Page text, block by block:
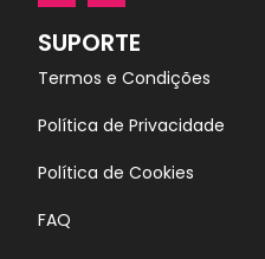
SUPORTE
Termos e Condições
Política de Privacidade
Política de Cookies
FAQ